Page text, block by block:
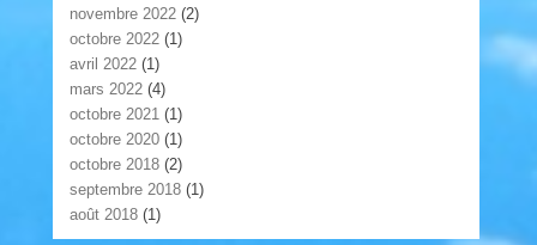
novembre 2022 (2)
octobre 2022 (1)
avril 2022 (1)
mars 2022 (4)
octobre 2021 (1)
octobre 2020 (1)
octobre 2018 (2)
septembre 2018 (1)
août 2018 (1)